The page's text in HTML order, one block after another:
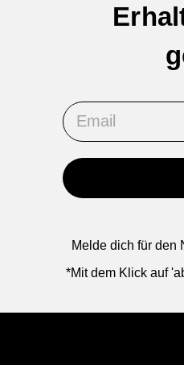
Email
Melde dich für den
*Mit dem Klick auf